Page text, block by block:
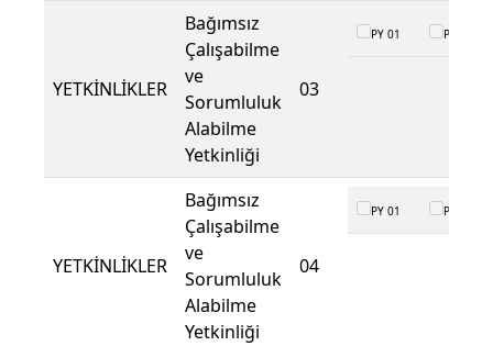
YETKİNLİKLER
Bağımsız
Çalışabilme
ve
Sorumluluk
Alabilme
Yetkinliği
03
PY 01 PY 02
YETKİNLİKLER
Bağımsız
Çalışabilme
ve
Sorumluluk
Alabilme
Yetkinliği
04
PY 01 PY 02